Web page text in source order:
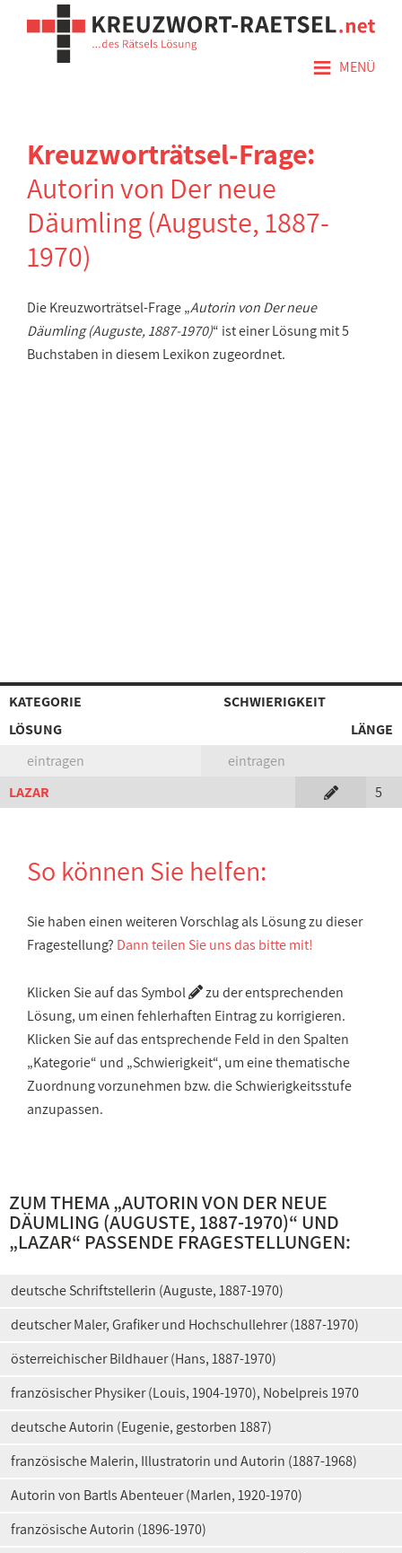
≡ MENÜ
Kreuzworträtsel-Frage:
Autorin von Der neue
Däumling (Auguste, 1887-
1970)
Die Kreuzworträtsel-Frage „Autorin von Der neue
Däumling (Auguste, 1887-1970)“ ist einer Lösung mit 5
Buchstaben in diesem Lexikon zugeordnet.
KATEGORIE
SCHWIERIGKEIT
LÖSUNG
LÄNGE
eintragen
eintragen
LAZAR
5
So können Sie helfen:
Sie haben einen weiteren Vorschlag als Lösung zu dieser
Fragestellung? Dann teilen Sie uns das bitte mit!
Klicken Sie auf das Symbol
zu der entsprechenden
Lösung, um einen fehlerhaften Eintrag zu korrigieren.
Klicken Sie auf das entsprechende Feld in den Spalten
„Kategorie“ und „Schwierigkeit“, um eine thematische
Zuordnung vorzunehmen bzw. die Schwierigkeitsstufe
anzupassen.
ZUM THEMA „AUTORIN VON DER NEUE
DÄUMLING (AUGUSTE, 1887-1970)“ UND
„LAZAR“ PASSENDE FRAGESTELLUNGEN:
deutsche Schriftstellerin (Auguste, 1887-1970)
deutscher Maler, Grafiker und Hochschullehrer (1887-1970)
österreichischer Bildhauer (Hans, 1887-1970)
französischer Physiker (Louis, 1904-1970), Nobelpreis 1970
deutsche Autorin (Eugenie, gestorben 1887)
französische Malerin, Illustratorin und Autorin (1887-1968)
Autorin von Bartls Abenteuer (Marlen, 1920-1970)
französische Autorin (1896-1970)